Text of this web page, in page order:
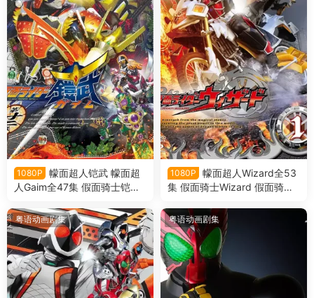
1080P
幪面超人铠武 幪面超
人Gaim全47集 假面骑士铠武
1080P
幪面超人Wizard全53
集 假面骑士Wizard 假面骑士
粤语动画剧集 粤语动画剧集